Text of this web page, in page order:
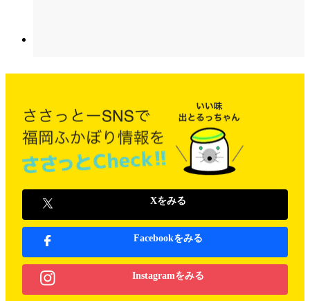
Xをみる
Facebookをみる
Instagramをみる